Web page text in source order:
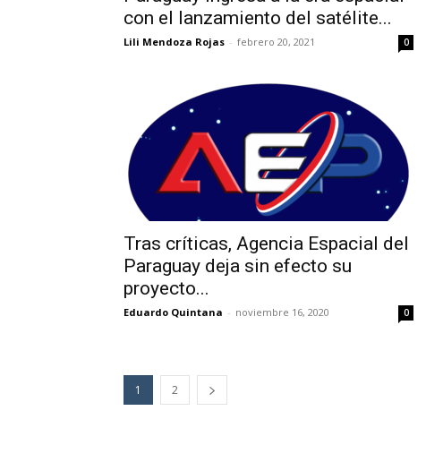
con el lanzamiento del satélite...
Lili Mendoza Rojas - febrero 20, 2021 0
Tras críticas, Agencia Espacial del
Paraguay deja sin efecto su
proyecto...
Eduardo Quintana - noviembre 16, 2020 0
1 2